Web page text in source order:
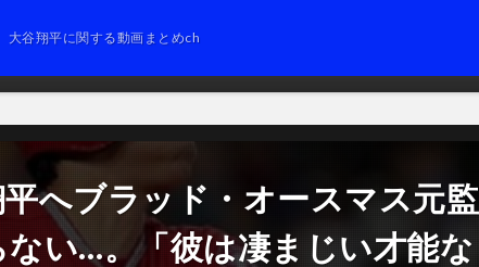
大谷翔平に関する動画まとめch
平へブラッド・オースマス元監
い…。「彼は凄まじい才能な